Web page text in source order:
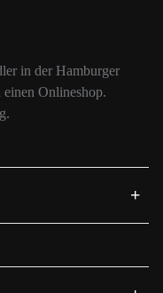
in der Hamburger
einen Onlineshop.